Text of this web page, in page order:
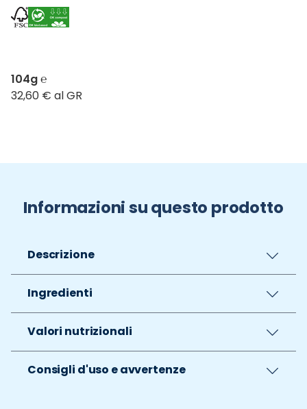
104g ℮
32,60 € al GR
Informazioni su questo prodotto
Descrizione
Ingredienti
Valori nutrizionali
Consigli d'uso e avvertenze